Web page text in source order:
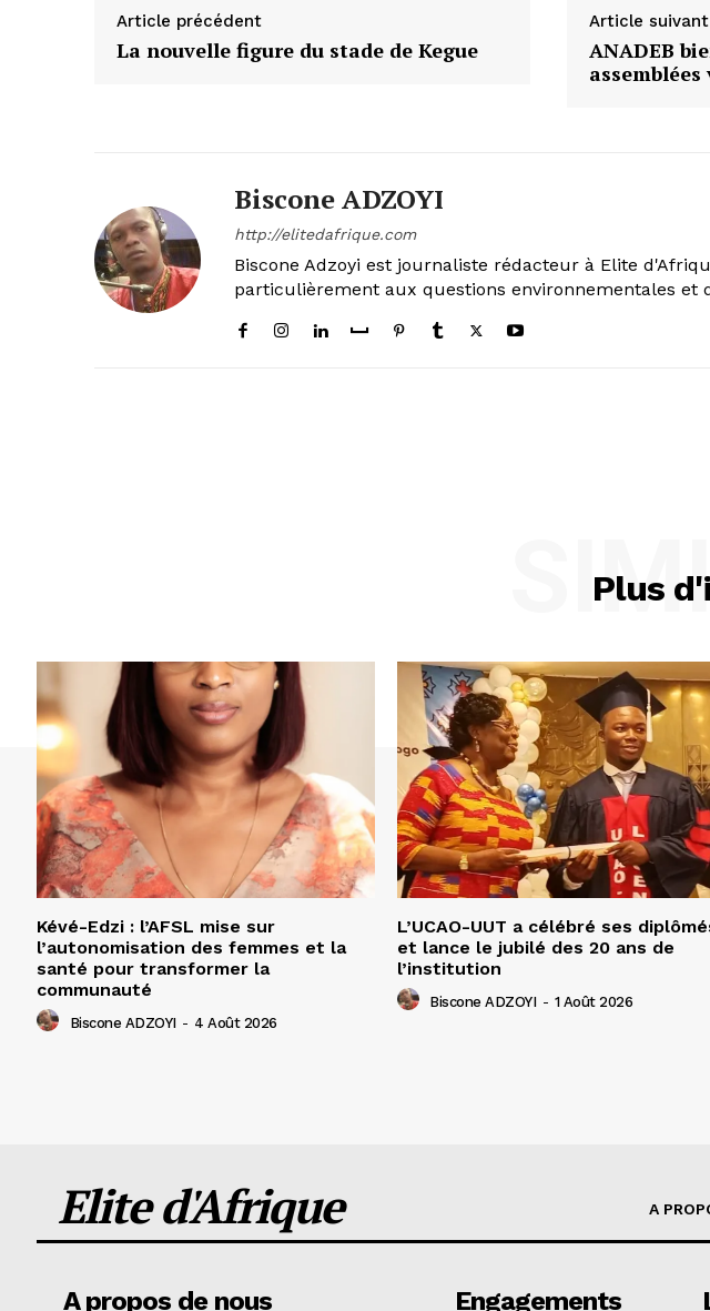
Article précédent
La nouvelle figure du stade de Kegue
Article suivant
ANADEB
Biscone ADZOYI
http://elitedafrique.com
Biscone Adzoyi est journaliste rédacteur à Elite
particulièrement aux questions environnementales et
Plus
Kévé-Edzi : l’AFSL mise sur
l’autonomisation des femmes et la
santé pour transformer la
communauté
Biscone ADZOYI - 4 Août 2026
L’UCAO-UUT a célébré ses
et lance le jubilé des 20 ans de
l’institution
Biscone ADZOYI - 1 Août 2026
Elite d'Afrique A
A propos de nous Engagements